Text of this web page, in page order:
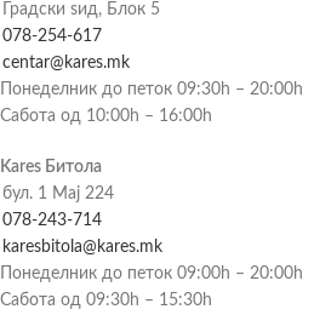
Градски ѕид, Блок 5
078-254-617
centar@kares.mk
Понеделник до петок 09:30h – 20:00h
Сабота од 10:00h – 16:00h
Kares Битола
бул. 1 Мај 224
078-243-714
karesbitola@kares.mk
Понеделник до петок 09:00h – 20:00h
Сабота од 09:30h – 15:30h